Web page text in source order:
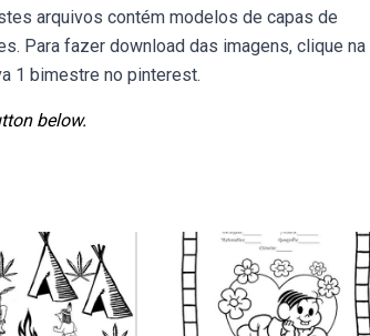
arquivos contém modelos de capas de
Para fazer download das imagens, clique na
1 bimestre no pinterest.
below.